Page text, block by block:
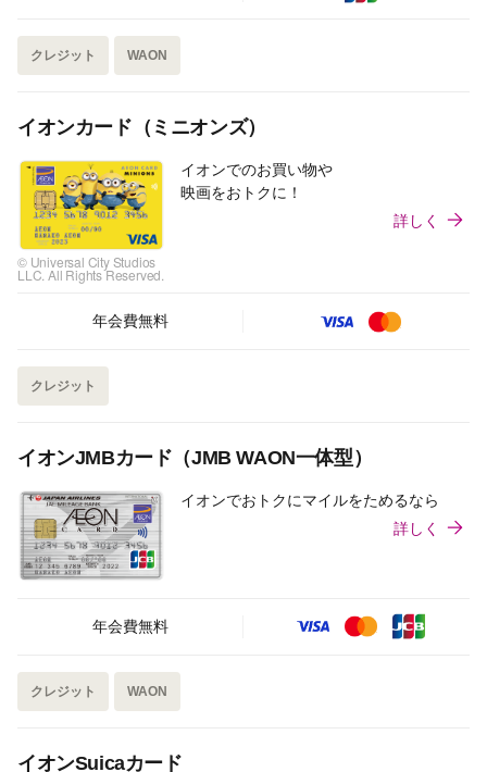
クレジット WAON
イオンカード（ミニオンズ）
© Universal City Studios
LLC. All Rights Reserved.
イオンでのお買い物や
映画をおトクに！
詳しく
年会費無料
クレジット
イオンJMBカード（JMB WAON一体型）
イオンでおトクにマイルをためるなら
詳しく
年会費無料
クレジット WAON
イオンSuicaカード